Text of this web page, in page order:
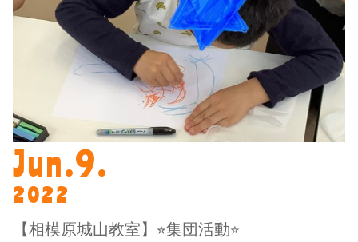
Jun.9.
2022
【相模原城山教室】⭐︎集団活動⭐︎